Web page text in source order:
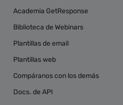
Academia GetResponse
Biblioteca de Webinars
Plantillas de email
Plantillas web
Compáranos con los demás
Docs. de API